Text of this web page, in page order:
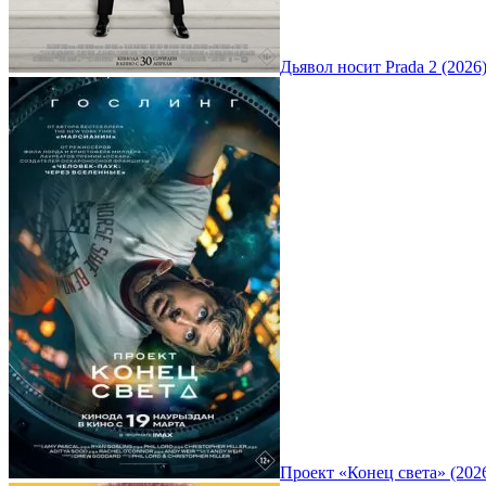
Дьявол носит Prada 2 (2026)
Проект «Конец света»